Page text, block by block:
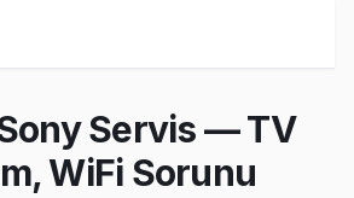
Servis — TV
WiFi Sorunu